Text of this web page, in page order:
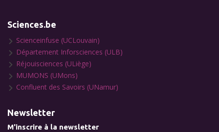
Sciences.be
Scienceinfuse (UCLouvain)
Département Inforsciences (ULB)
Réjouisciences (ULiège)
MUMONS (UMons)
Confluent des Savoirs (UNamur)
Newsletter
M'inscrire à la newsletter